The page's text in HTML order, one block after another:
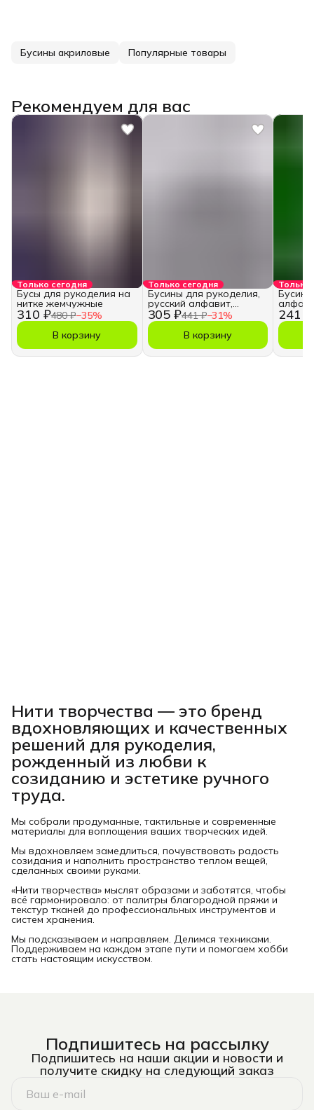
Бусины акриловые Популярные товары
Рекомендуем для вас
Только сегодня
310 ₽480 ₽−35%
Бусы для рукоделия на
нитке жемчужные
В корзину
Только сегодня
305 ₽441 ₽−31%
Бусины для рукоделия,
русский алфавит,
кубики
В корзину
Только
241 ₽
Нити творчества — это бренд
вдохновляющих и качественных
решений для рукоделия,
рожденный из любви к
созиданию и эстетике ручного
труда.
Мы собрали продуманные, тактильные и современные
материалы для воплощения ваших творческих идей.
Мы вдохновляем замедлиться, почувствовать радость
созидания и наполнить пространство теплом вещей,
сделанных своими руками.
«Нити творчества» мыслят образами и заботятся, чтобы
всё гармонировало: от палитры благородной пряжи и
текстур тканей до профессиональных инструментов и
систем хранения.
Мы подсказываем и направляем. Делимся техниками.
Поддерживаем на каждом этапе пути и помогаем хобби
стать настоящим искусством.
Подпишитесь на рассылку
Подпишитесь на наши акции и новости и
получите скидку на следующий заказ